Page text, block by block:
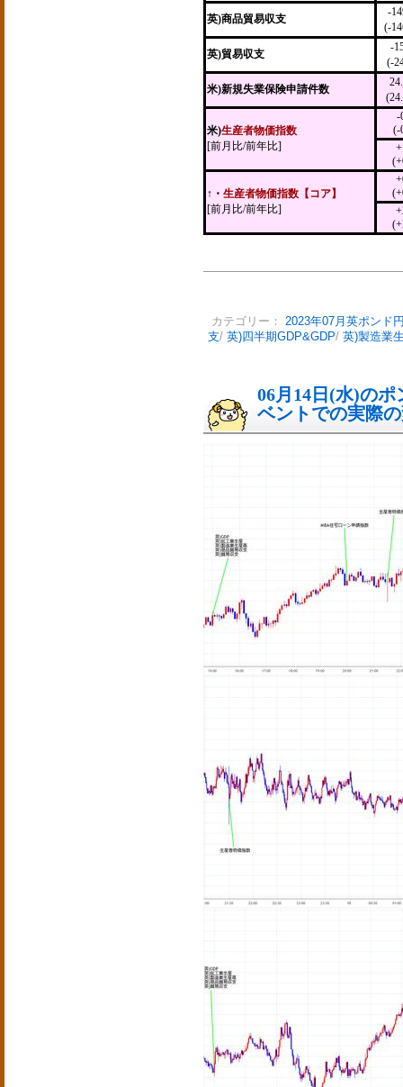
英)商品貿易収支
-
(-
英)貿易収支
-
(-
米)新規失業保険申請件数
米)生産者物価指数
[前月比/前年比]
-
(-
↑・ 生産者物価指数【コア】
[前月比/前年比]
カテゴリー： 2023年07月英ポンド
支/ 英)四半期GDP&GDP/ 英)製造業
06月14日(水)の
ベントでの実際